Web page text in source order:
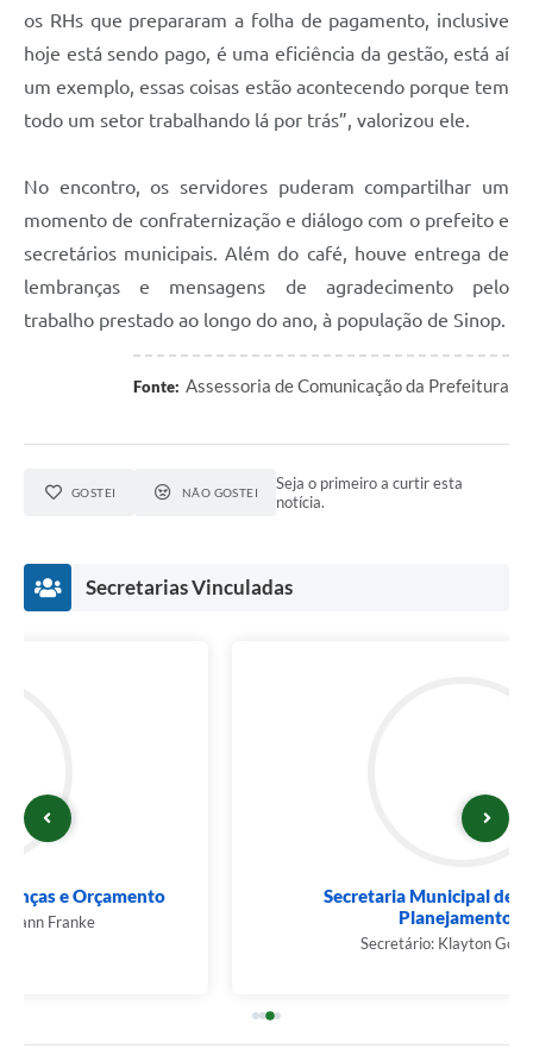
os RHs que prepararam a folha de pagamento, inclusive
hoje está sendo pago, é uma eficiência da gestão, está aí
um exemplo, essas coisas estão acontecendo porque tem
todo um setor trabalhando lá por trás”, valorizou ele.
No encontro, os servidores puderam compartilhar um
momento de confraternização e diálogo com o prefeito e
secretários municipais. Além do café, houve entrega de
lembranças e mensagens de agradecimento pelo
trabalho prestado ao longo do ano, à população de Sinop.
Fonte: Assessoria de Comunicação da Prefeitura
GOSTEI NÃO GOSTEI
Seja o primeiro a curtir esta
notícia.
Secretarias Vinculadas
Secretaria Municipal de Governo e
Secretário: Klayton Gonçalves